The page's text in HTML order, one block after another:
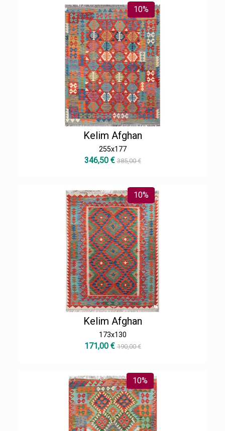
10%
Kelim Afghan
255x177
346,50 € 385,00 €
10%
Kelim Afghan
173x130
171,00 € 190,00 €
10%